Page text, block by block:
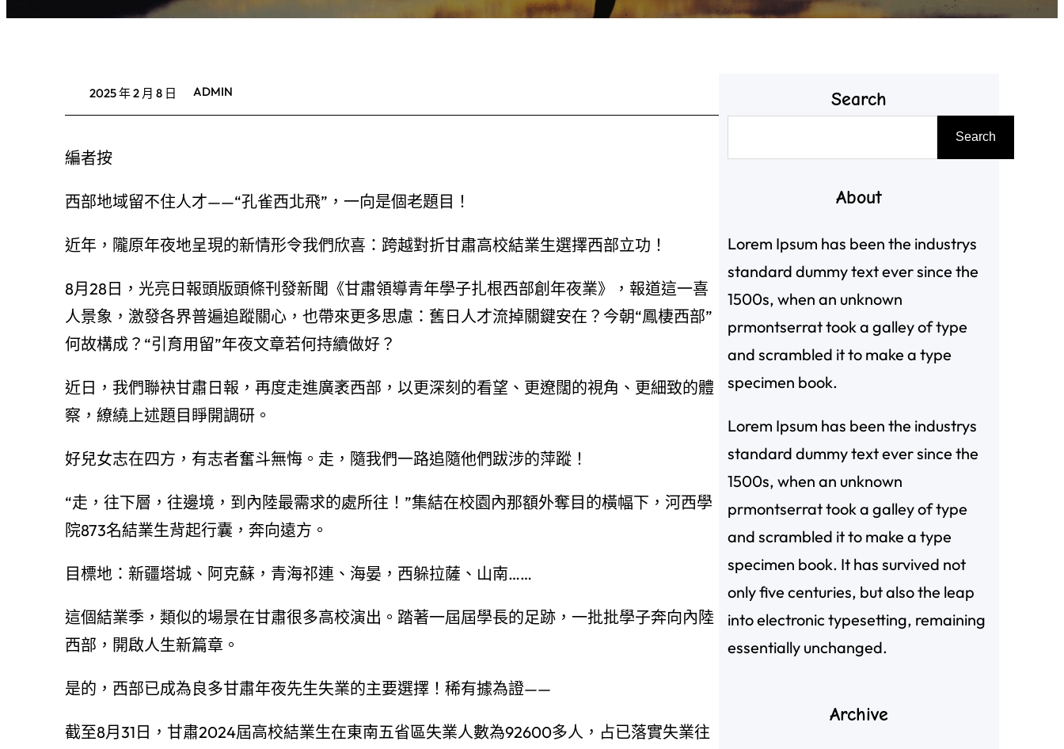
2025 年 2 月 8 日 ADMIN
編者按
西部地域留不住人才——“孔雀西北飛”，一向是個老題目！
近年，隴原年夜地呈現的新情形令我們欣喜：跨越對折甘肅高校結業生選擇西部立功！
8月28日，光亮日報頭版頭條刊發新聞《甘肅領導青年學子扎根西部創年夜業》，報道這一喜
人景象，激發各界普遍追蹤關心，也帶來更多思慮：舊日人才流掉關鍵安在？今朝“鳳棲西部”
何故構成？“引育用留”年夜文章若何持續做好？
近日，我們聯袂甘肅日報，再度走進廣袤西部，以更深刻的看望、更遼闊的視角、更細致的體
察，繚繞上述題目睜開調研。
好兒女志在四方，有志者奮斗無悔。走，隨我們一路追隨他們跋涉的萍蹤！
“走，往下層，往邊境，到內陸最需求的處所往！”集結在校園內那額外奪目的橫幅下，河西學
院873名結業生背起行囊，奔向遠方。
目標地：新疆塔城、阿克蘇，青海祁連、海晏，西躲拉薩、山南……
這個結業季，類似的場景在甘肅很多高校演出。踏著一屆屆學長的足跡，一批批學子奔向內陸
西部，開啟人生新篇章。
是的，西部已成為良多甘肅年夜先生失業的主要選擇！稀有據為證——
截至8月31日，甘肅2024屆高校結業生在東南五省區失業人數為92600多人，占已落實失業往
Search
尋
Search
About
Lorem Ipsum has been the industrys
standard dummy text ever since the
1500s, when an unknown
prmontserrat took a galley of type
and scrambled it to make a type
specimen book.
Lorem Ipsum has been the industrys
standard dummy text ever since the
1500s, when an unknown
prmontserrat took a galley of type
and scrambled it to make a type
specimen book. It has survived not
only five centuries, but also the leap
into electronic typesetting, remaining
essentially unchanged.
Archive